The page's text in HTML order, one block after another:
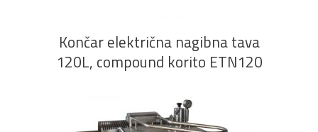
Končar električna nagibna tava
120L, compound korito ETN120